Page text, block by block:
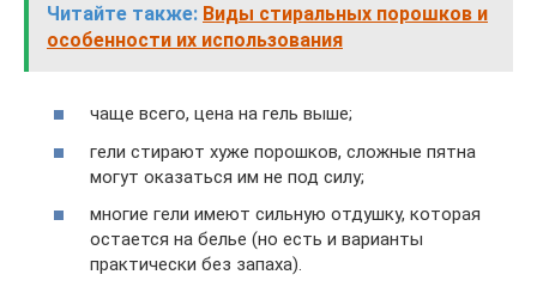
Читайте также: Виды стиральных порошков и
особенности их использования
чаще всего, цена на гель выше;
гели стирают хуже порошков, сложные пятна
могут оказаться им не под силу;
многие гели имеют сильную отдушку, которая
остается на белье (но есть и варианты
практически без запаха).